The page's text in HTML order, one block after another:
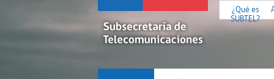
¿Qué es
SUBTEL?